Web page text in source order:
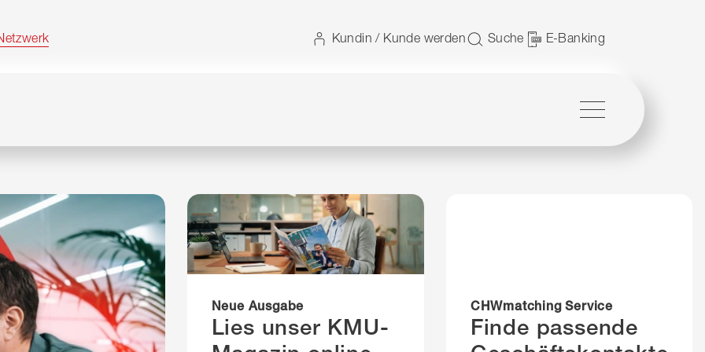
Kundin / Kunde werden Suche E-Banking
Neue Ausgabe
Lies unser KMU-
CHWmatching Service
Finde passende